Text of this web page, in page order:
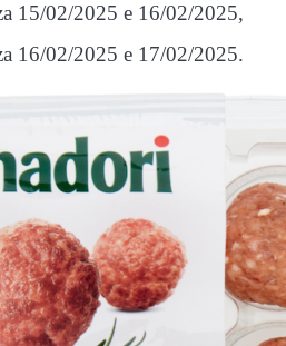
15/02/2025 e 16/02/2025,
16/02/2025 e 17/02/2025.